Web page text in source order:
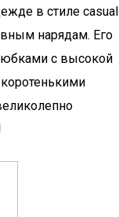
в стиле casual
нарядам. Его
юбками с высокой